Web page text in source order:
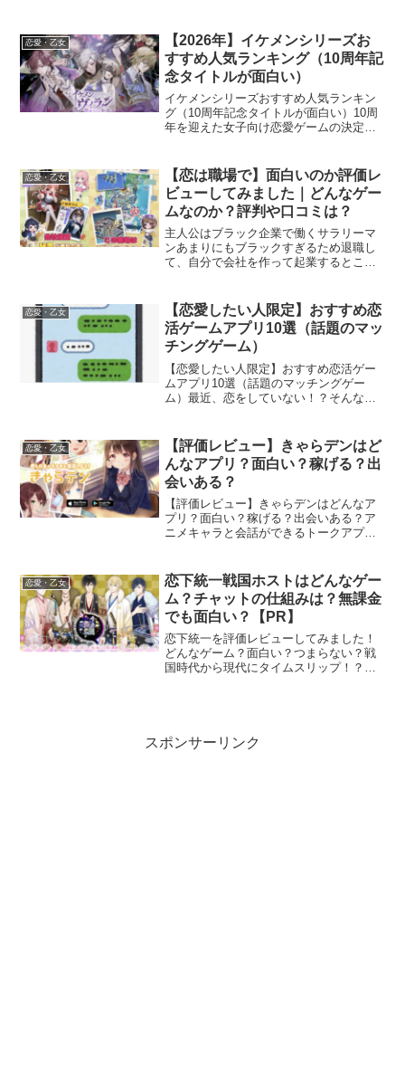
場した最新のイケメンシリーズが「イケ
メンヴィラン...
恋愛・乙女
【2026年】イケメンシリーズお
すすめ人気ランキング（10周年記
念タイトルが面白い）
イケメンシリーズおすすめ人気ランキン
グ（10周年記念タイトルが面白い）10周
年を迎えた女子向け恋愛ゲームの決定
者がハマった特に面白い３作品をご紹介
します。これからイケメ...
恋愛・乙女
【恋は職場で】面白いのか評価レ
ビューしてみました｜どんなゲー
ムなのか？評判や口コミは？
主人公はブラック企業で働くサラリーマ
ンあまりにもブラックすぎるため退職し
て、自分で会社を作って起業するところ
ゲーム社員やアルバイトを雇って会社を
大きくしながらお金を稼い...
恋愛・乙女
【恋愛したい人限定】おすすめ恋
活ゲームアプリ10選（話題のマッ
チングゲーム）
【恋愛したい人限定】おすすめ恋活ゲー
ムアプリ10選（話題のマッチングゲー
ム）最近、恋をしていない！？そんな人
ゲームとえいば一緒に農園を大きくして
いくファーミングゲームが...
恋愛・乙女
【評価レビュー】きゃらデンはど
んなアプリ？面白い？稼げる？出
会いある？
【評価レビュー】きゃらデンはどんなア
プリ？面白い？稼げる？出会いある？ア
ニメキャラと会話ができるトークアプリ
か？詳しく解説します。さらに、「きゃ
らデン」のキャラクターに採...
恋愛・乙女
恋下統一戦国ホストはどんなゲー
ム？チャットの仕組みは？無課金
でも面白い？【PR】
恋下統一を評価レビューしてみました！
どんなゲーム？面白い？つまらない？戦
国時代から現代にタイムスリップ！？信
スポンサーリンク